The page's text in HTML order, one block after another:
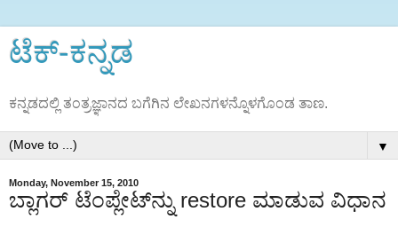
ಟೆಕ್‌-ಕನ್ನಡ
ಕನ್ನಡದಲ್ಲಿ ತಂತ್ರಜ್ಞಾನದ ಬಗೆಗಿನ ಲೇಖನಗಳನ್ನೊಳಗೊಂಡ ತಾಣ.
▼
Monday, November 15, 2010
ಬ್ಲಾಗರ್‍ ಟೆಂಪ್ಲೇಟ್‌ನ್ನು restore ಮಾಡುವ ವಿಧಾನ